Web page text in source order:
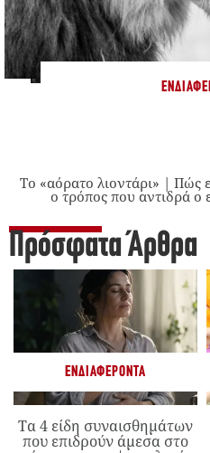
Το «αόρατο λιοντάρι» | Πώς
ο τρόπος που αντιδρά ο
Πρόσφατα Άρθρα
ΕΝΔΙΑΦΈΡΟΝΤΑ
Τα 4 είδη συναισθημάτων
που επιδρούν άμεσα στο